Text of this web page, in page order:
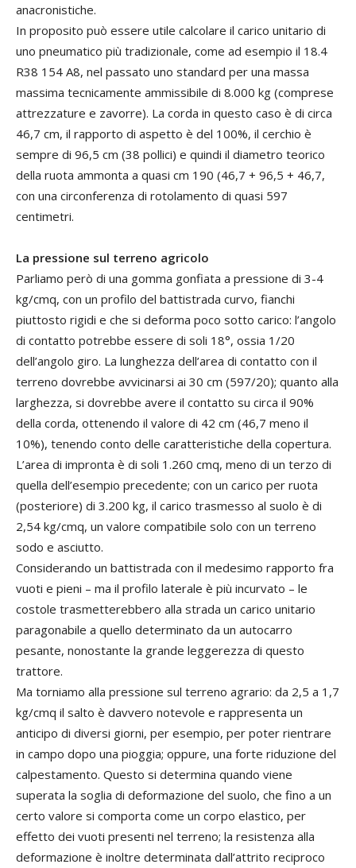
anacronistiche.
In proposito può essere utile calcolare il carico unitario di
uno pneumatico più tradizionale, come ad esempio il 18.4
R38 154 A8, nel passato uno standard per una massa
massima tecnicamente ammissibile di 8.000 kg (comprese
attrezzature e zavorre). La corda in questo caso è di circa
46,7 cm, il rapporto di aspetto è del 100%, il cerchio è
sempre di 96,5 cm (38 pollici) e quindi il diametro teorico
della ruota ammonta a quasi cm 190 (46,7 + 96,5 + 46,7,
con una circonferenza di rotolamento di quasi 597
centimetri.
La pressione sul terreno agricolo
Parliamo però di una gomma gonfiata a pressione di 3-4
kg/cmq, con un profilo del battistrada curvo, fianchi
piuttosto rigidi e che si deforma poco sotto carico: l’angolo
di contatto potrebbe essere di soli 18°, ossia 1/20
dell’angolo giro. La lunghezza dell’area di contatto con il
terreno dovrebbe avvicinarsi ai 30 cm (597/20); quanto alla
larghezza, si dovrebbe avere il contatto su circa il 90%
della corda, ottenendo il valore di 42 cm (46,7 meno il
10%), tenendo conto delle caratteristiche della copertura.
L’area di impronta è di soli 1.260 cmq, meno di un terzo di
quella dell’esempio precedente; con un carico per ruota
(posteriore) di 3.200 kg, il carico trasmesso al suolo è di
2,54 kg/cmq, un valore compatibile solo con un terreno
sodo e asciutto.
Considerando un battistrada con il medesimo rapporto fra
vuoti e pieni – ma il profilo laterale è più incurvato – le
costole trasmetterebbero alla strada un carico unitario
paragonabile a quello determinato da un autocarro
pesante, nonostante la grande leggerezza di questo
trattore.
Ma torniamo alla pressione sul terreno agrario: da 2,5 a 1,7
kg/cmq il salto è davvero notevole e rappresenta un
anticipo di diversi giorni, per esempio, per poter rientrare
in campo dopo una pioggia; oppure, una forte riduzione del
calpestamento. Questo si determina quando viene
superata la soglia di deformazione del suolo, che fino a un
certo valore si comporta come un corpo elastico, per
effetto dei vuoti presenti nel terreno; la resistenza alla
deformazione è inoltre determinata dall’attrito reciproco